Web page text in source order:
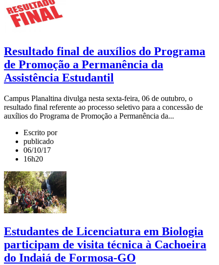
Resultado final de auxílios do Programa
de Promoção a Permanência da
Assistência Estudantil
Campus Planaltina divulga nesta sexta-feira, 06 de outubro, o
resultado final referente ao processo seletivo para a concessão de
auxílios do Programa de Promoção a Permanência da...
Escrito por
publicado
06/10/17
16h20
Estudantes de Licenciatura em Biologia
participam de visita técnica à Cachoeira
do Indaiá de Formosa-GO